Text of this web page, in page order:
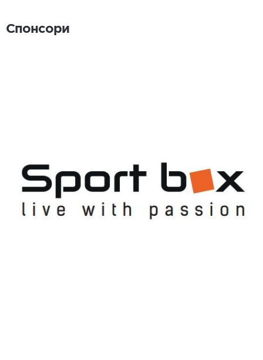
Спонсори